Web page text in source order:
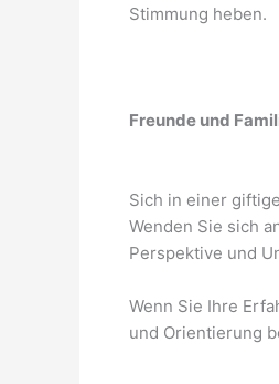
Stimmung heben.
Freunde und
Sich in einer
Wenden Sie sich
Perspektive und
Wenn Sie Ihre
und Orientierung